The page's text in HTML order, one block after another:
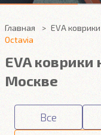
Главная EVA
Octavia
EVA коврики
Москве
Все